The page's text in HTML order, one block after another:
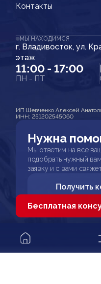
Контакты
МЫ НАХОДИМСЯ
г. Владивосток, ул.
этаж
11:00 - 17:00
ПН - ПТ
ИП Шевченко Алексей
ИНН: 251202545060
Нужна
Мы ответим на все
подобрать нужный
заявку и с вами
Получить
Бесплатная